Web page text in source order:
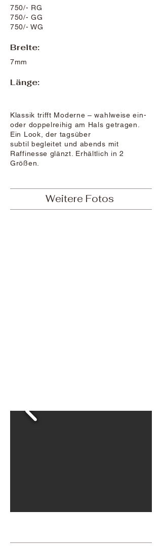
750/- RG
750/- GG
750/- WG
Breite:
7mm
Länge:
Klassik trifft Moderne – wahlweise ein-
oder doppelreihig am Hals getragen.
Ein Look, der tagsüber
subtil begleitet und abends mit
Raffinesse glänzt. Erhältlich in 2
Größen.
Weitere Fotos